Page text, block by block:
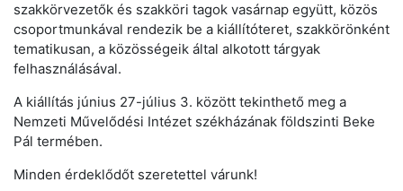
szakkörvezetők és szakköri tagok vasárnap együtt, közös
csoportmunkával rendezik be a kiállítóteret, szakkörönként
tematikusan, a közösségeik által alkotott tárgyak
felhasználásával.
A kiállítás június 27-július 3. között tekinthető meg a
Nemzeti Művelődési Intézet székházának földszinti Beke
Pál termében.
Minden érdeklődőt szeretettel várunk!